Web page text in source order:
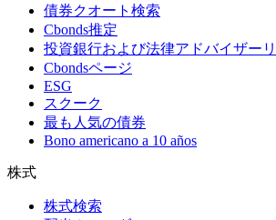
債券クオート検索
Cbonds推定
投資銀行および法律アドバイザー
Cbondsページ
ESG
スクーク
最も人気の債券
Bono americano a 10 años
株式
株式検索